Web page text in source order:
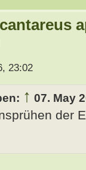
23:02
↑ 07. May
der